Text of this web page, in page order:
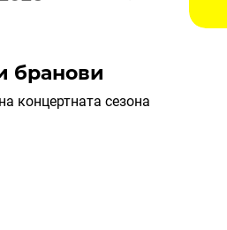
бранови
концертната сезона